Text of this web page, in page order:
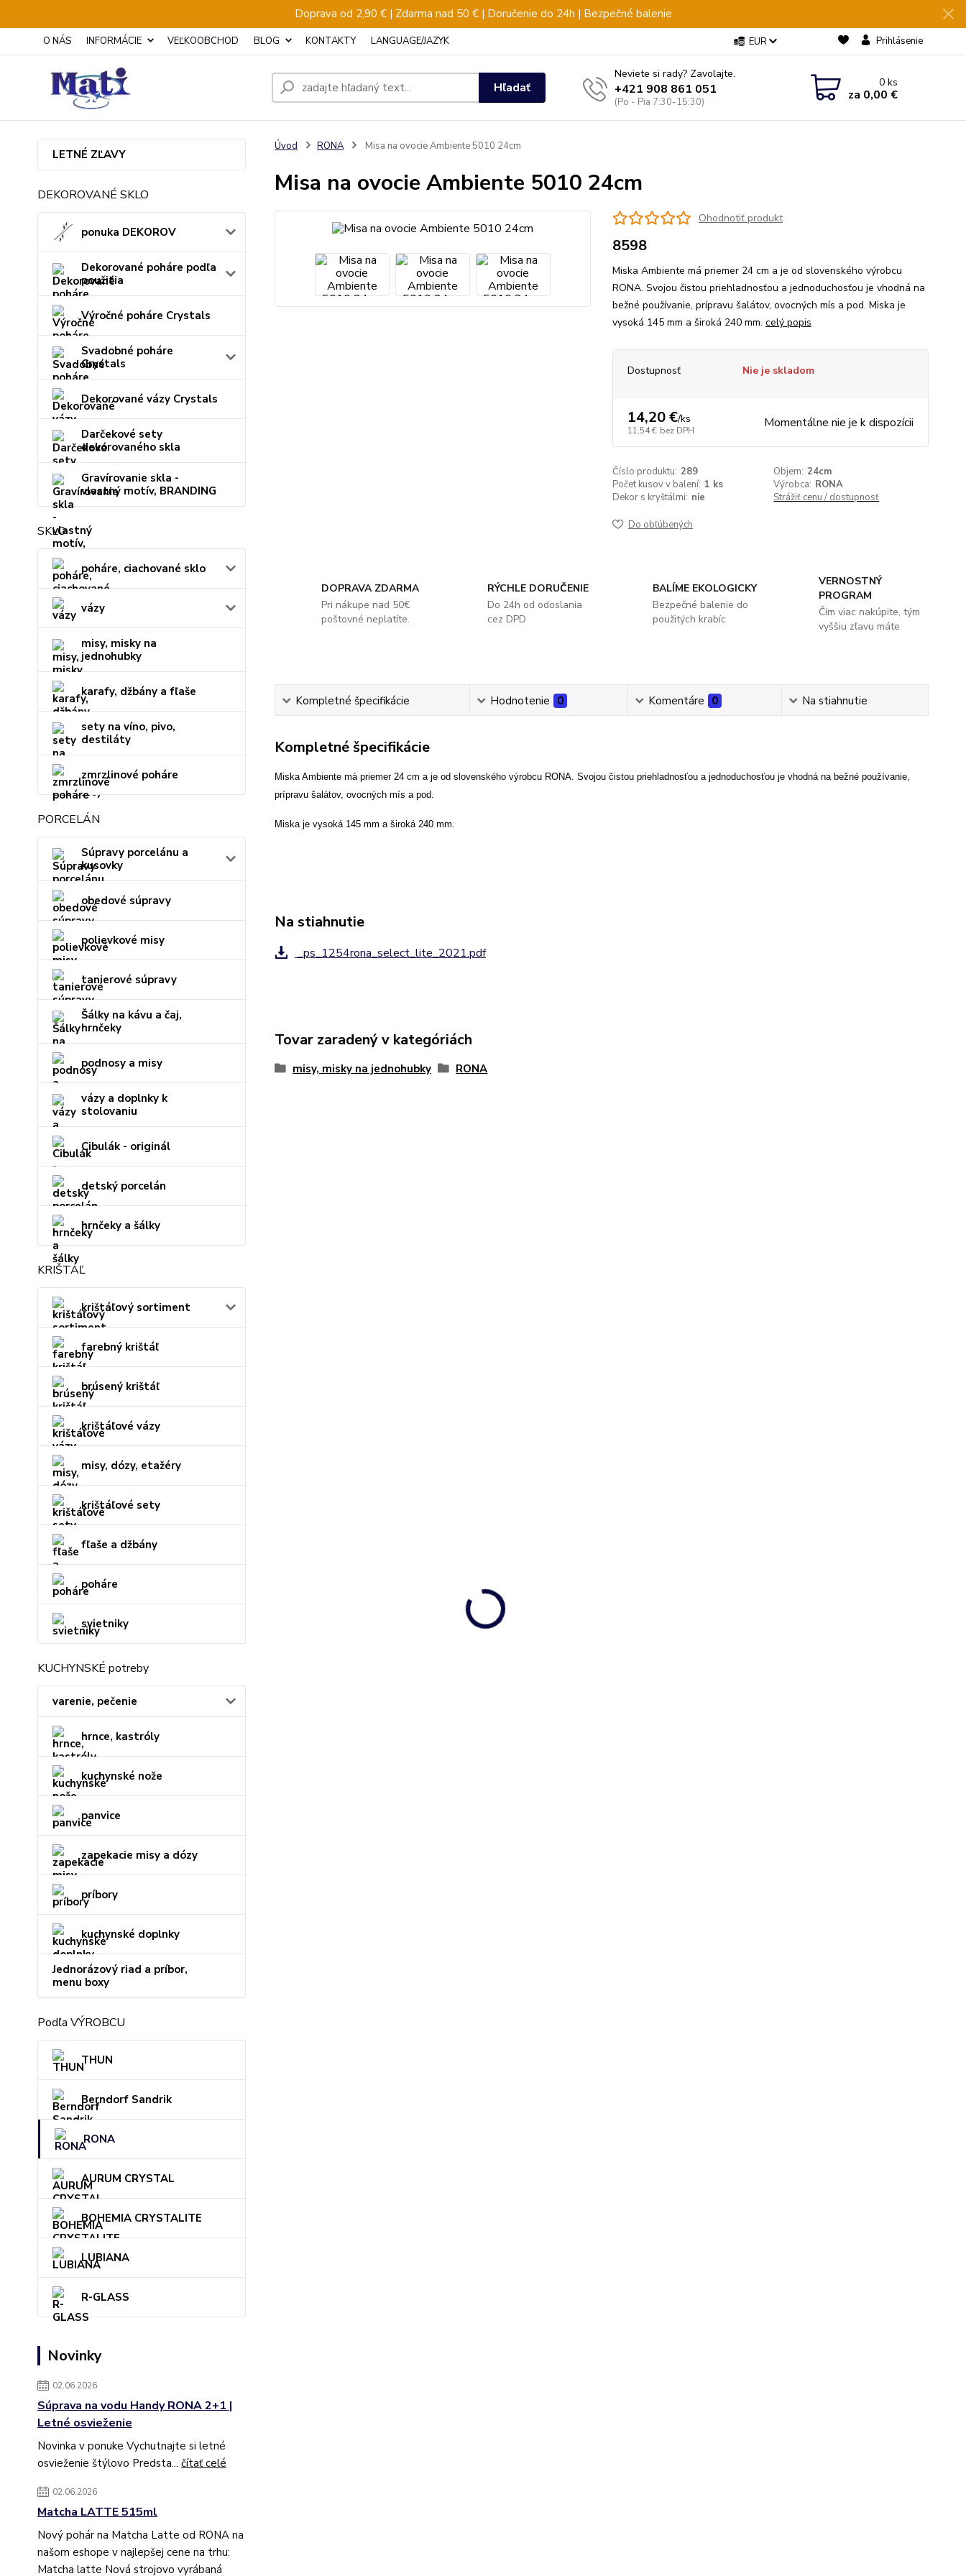
Doprava od 2,90 € | Zdarma nad 50 € | Doručenie do 24h | Bezpečné balenie
O NÁS INFORMÁCIE VEĽKOOBCHOD BLOG KONTAKTY LANGUAGE/JAZYK EUR Prihlásenie
Hľadať
Neviete si rady? Zavolajte.
+421 908 861 051
(Po - Pia 7:30-15:30)
0ks
za 0,00 €
LETNÉ ZĽAVY
DEKOROVANÉ SKLO
ponuka DEKOROV
Dekorované poháre podľa
použitia
Výročné poháre Crystals
Svadobné poháre
Crystals
Dekorované vázy Crystals
Darčekové sety
dekorovaného skla
Gravírovanie skla -
vlastný motív, BRANDING
SKLO
poháre, ciachované sklo
vázy
misy, misky na
jednohubky
karafy, džbány a fľaše
sety na víno, pivo,
destiláty
zmrzlinové poháre
PORCELÁN
Súpravy porcelánu a
kusovky
obedové súpravy
polievkové misy
tanierové súpravy
Šálky na kávu a čaj,
hrnčeky
podnosy a misy
vázy a doplnky k
stolovaniu
Cibulák - originál
detský porcelán
hrnčeky a šálky
KRIŠTÁĽ
krištáľový sortiment
farebný krištáľ
brúsený krištáľ
krištáľové vázy
misy, dózy, etažéry
krištáľové sety
fľaše a džbány
poháre
svietniky
KUCHYNSKÉ potreby
varenie, pečenie
hrnce, kastróly
kuchynské nože
panvice
zapekacie misy a dózy
príbory
kuchynské doplnky
Jednorázový riad a príbor,
menu boxy
Podľa VÝROBCU
THUN
Berndorf Sandrik
RONA
AURUM CRYSTAL
BOHEMIA CRYSTALITE
LUBIANA
R-GLASS
Novinky
02.06.2026
Súprava na vodu Handy RONA 2+1 |
Letné osvieženie
Novinka v ponuke Vychutnajte si letné
osvieženie štýlovo Predsta... čítať celé
02.06.2026
Matcha LATTE 515ml
Nový pohár na Matcha Latte od RONA na
našom eshope v najlepšej cene na trhu:
Matcha latte Nová strojovo vyrábaná
Úvod RONA Misa na ovocie Ambiente 5010 24cm
Misa na ovocie Ambiente 5010 24cm
Ohodnotiť produkt
8598
Miska Ambiente má priemer 24 cm a je od slovenského výrobcu
RONA. Svojou čistou priehladnosťou a jednoduchosťou je vhodná na
bežné používanie, prípravu šalátov, ovocných mís a pod. Miska je
vysoká 145 mm a široká 240 mm. celý popis
Dostupnosť Nie je skladom
14,20 €/ks
11,54 € bez DPH Momentálne nie je k dispozícii
Číslo produktu: 289 Objem: 24cm
Počet kusov v balení: 1 ks Výrobca: RONA
Dekor s kryštálmi: nie Strážiť cenu / dostupnosť
Do obľúbených
DOPRAVA ZDARMA
Pri nákupe nad 50€
poštovné neplatíte.
RÝCHLE DORUČENIE
Do 24h od odoslania
cez DPD
BALÍME EKOLOGICKY
Bezpečné balenie do
použitých krabíc
VERNOSTNÝ
PROGRAM
Čím viac nakúpite, tým
vyššiu zľavu máte
Kompletné špecifikácie Hodnotenie 0 Komentáre 0 Na stiahnutie
Kompletné špecifikácie
Miska Ambiente má priemer 24 cm a je od slovenského výrobcu RONA. Svojou čistou priehladnosťou a jednoduchosťou je vhodná na bežné používanie,
prípravu šalátov, ovocných mís a pod.
Miska je vysoká 145 mm a široká 240 mm.
Na stiahnutie
_ps_1254rona_select_lite_2021.pdf
Tovar zaradený v kategóriách
misy, misky na jednohubky RONA